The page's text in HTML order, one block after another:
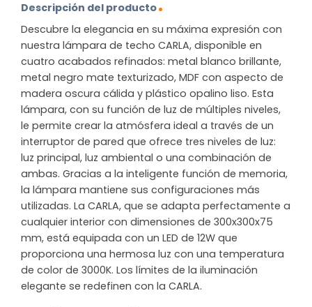
Descripción del producto
Descubre la elegancia en su máxima expresión con
nuestra lámpara de techo CARLA, disponible en
cuatro acabados refinados: metal blanco brillante,
metal negro mate texturizado, MDF con aspecto de
madera oscura cálida y plástico opalino liso. Esta
lámpara, con su función de luz de múltiples niveles,
le permite crear la atmósfera ideal a través de un
interruptor de pared que ofrece tres niveles de luz:
luz principal, luz ambiental o una combinación de
ambas. Gracias a la inteligente función de memoria,
la lámpara mantiene sus configuraciones más
utilizadas. La CARLA, que se adapta perfectamente a
cualquier interior con dimensiones de 300x300x75
mm, está equipada con un LED de 12W que
proporciona una hermosa luz con una temperatura
de color de 3000K. Los límites de la iluminación
elegante se redefinen con la CARLA.